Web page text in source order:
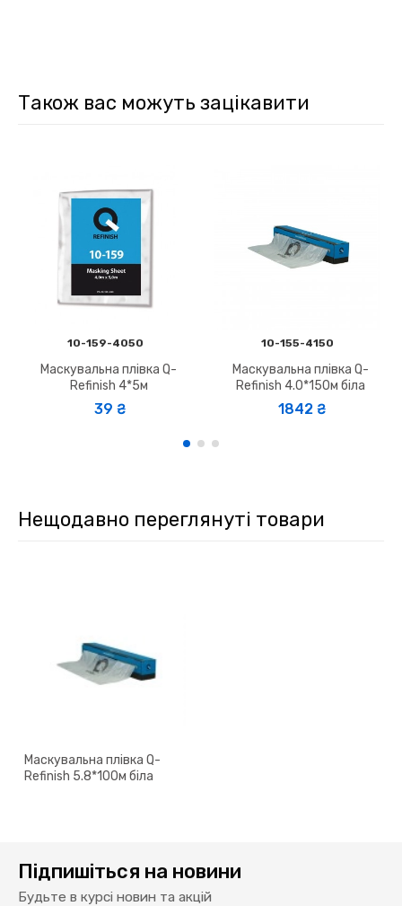
Також вас можуть зацікавити
10-159-4050
Маскувальна плівка Q-
Refinish 4*5м
39 ₴
10-155-4150
Маскувальна плівка Q-
Refinish 4.0*150м біла
1842 ₴
Нещодавно переглянуті товари
Маскувальна плівка Q-
Refinish 5.8*100м біла
Підпишіться на новини
Будьте в курсі новин та акцій